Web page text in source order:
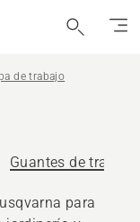
de trabajo
Guantes de trabajo
para